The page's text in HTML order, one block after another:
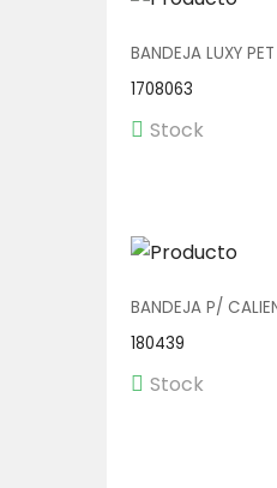
BANDEJA LUXY
1708063
Stock
BANDEJA P/
180439
Stock